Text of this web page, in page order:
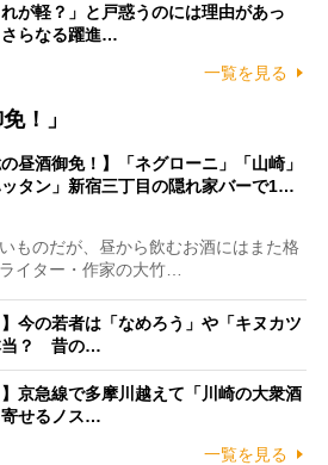
が軽？」と戸惑うのには理由があっ
らなる躍進…
一覧を見る
！」
の昼酒御免！】「ネグローニ」「山崎」
ッタン」新宿三丁目の隠れ家バーで1…
ものだが、昼から飲むお酒にはまた格
イター・作家の大竹…
】今の若者は「なめろう」や「キヌカツ
当？ 昔の…
】京急線で多摩川越えて「川崎の大衆酒
せるノス…
一覧を見る